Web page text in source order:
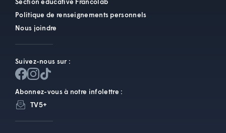
Politique de renseignements personnels
Nous joindre
Suivez-nous sur :
Abonnez-vous à notre infolettre :
TV5+